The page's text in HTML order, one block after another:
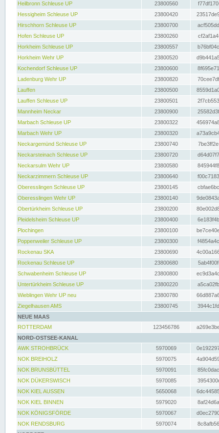
Heilbronn Schleuse UP
23800560
Hessigheim Schleuse UP
23800420
Hirschhorn Schleuse UP
23800700
Hofen Schleuse UP
23800260
Horkheim Schleuse UP
23800557
Horkheim Wehr UP
23800520
Kochendorf Schleuse UP
23800600
Ladenburg Wehr UP
23800820
Lauffen
23800500
Lauffen Schleuse UP
23800501
Mannheim Neckar
23800900
Marbach Schleuse UP
23800322
Marbach Wehr UP
23800320
Neckargemünd Schleuse UP
23800740
Neckarsteinach Schleuse UP
23800720
Neckarsulm Wehr UP
23800580
Neckarzimmern Schleuse UP
23800640
Oberesslingen Schleuse UP
23800145
Oberesslingen Wehr UP
23800140
Obertürkheim Schleuse UP
23800200
Pleidelsheim Schleuse UP
23800400
Plochingen
23800100
Poppenweiler Schleuse UP
23800300
Rockenau SKA
23800690
Rockenau Schleuse UP
23800680
Schwabenheim Schleuse UP
23800800
Untertürkheim Schleuse UP
23800220
Wieblingen Wehr UP neu
23800780
Ziegelhausen AMS
23800745
NEUE MAAS
ROTTERDAM
123456786
NORD-OSTSEE-KANAL
AWK STROHBRÜCK
5970069
NOK BREIHOLZ
5970075
NOK BRUNSBÜTTEL
5970091
NOK DÜKERSWISCH
5970085
NOK KIEL AUSSEN
5650068
NOK KIEL BINNEN
5979020
NOK KÖNIGSFÖRDE
5970067
NOK RENDSBURG
5970074